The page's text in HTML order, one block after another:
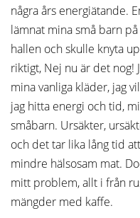
några års energiätande.
lämnat mina små barn
hallen och skulle knyta
riktigt, Nej nu är det nog!
mina vanliga kläder, jag
jag hitta energi och tid,
småbarn. Ursäkter,
och det tar lika lång tid
mindre hälsosam mat.
mitt problem, allt i från
mängder med kaffe.